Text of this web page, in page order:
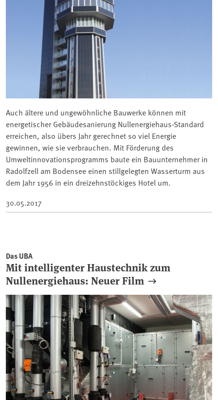
Auch ältere und ungewöhnliche Bauwerke können mit
energetischer Gebäudesanierung Nullenergiehaus-Standard
erreichen, also übers Jahr gerechnet so viel Energie
gewinnen, wie sie verbrauchen. Mit Förderung des
Umweltinnovationsprogramms baute ein Bauunternehmer in
Radolfzell am Bodensee einen stillgelegten Wasserturm aus
dem Jahr 1956 in ein dreizehnstöckiges Hotel um.
30.05.2017
Das UBA
Mit intelligenter Haustechnik zum
Nullenergiehaus: Neuer Film